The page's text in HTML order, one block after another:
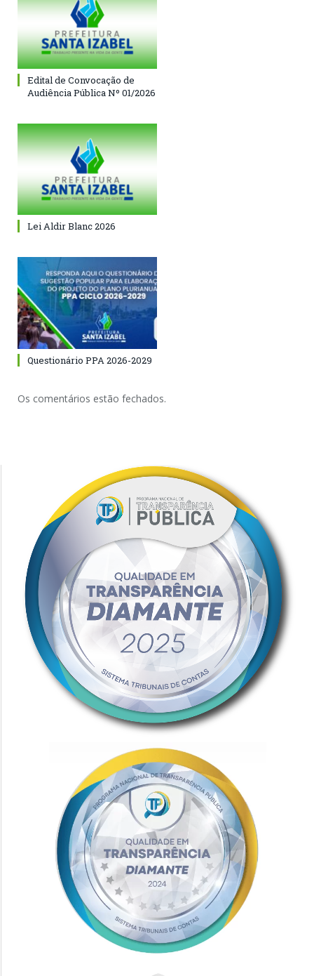
Edital de Convocação de
Audiência Pública Nº 01/2026
Lei Aldir Blanc 2026
Questionário PPA 2026-2029
Os comentários estão fechados.